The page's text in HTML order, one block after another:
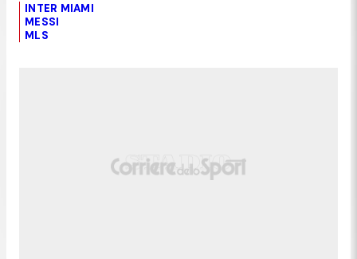
INTER MIAMI
MESSI
MLS